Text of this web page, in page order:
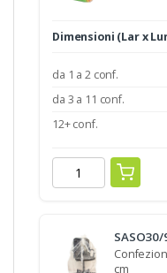
Dimensioni (Lar x
da 1 a 2 conf.
da 3 a 11 conf.
12+ conf.
SASO30/
cm